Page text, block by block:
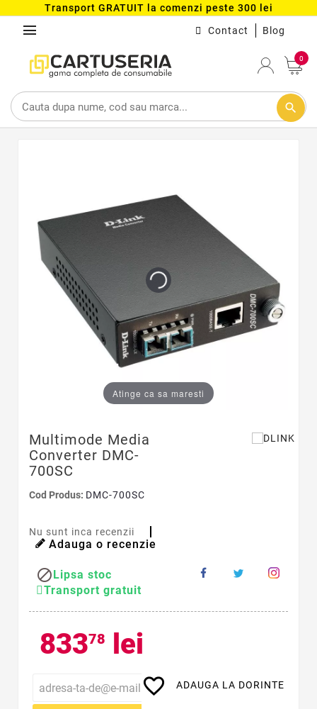
Transport GRATUIT la comenzi peste 300 lei
menu Contact Blog
0
search
Atinge ca sa maresti
Multimode Media
Converter DMC-
700SC
Cod Produs: DMC-700SC
Nu sunt inca recenzii
Adauga o recenzie
Lipsa stoc
Transport gratuit
83378 lei
favorite_border ADAUGA LA DORINTE